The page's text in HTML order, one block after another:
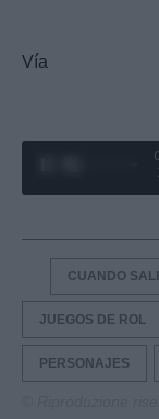
Vía
CUANDO
JUEGOS DE ROL
PERSONAJES